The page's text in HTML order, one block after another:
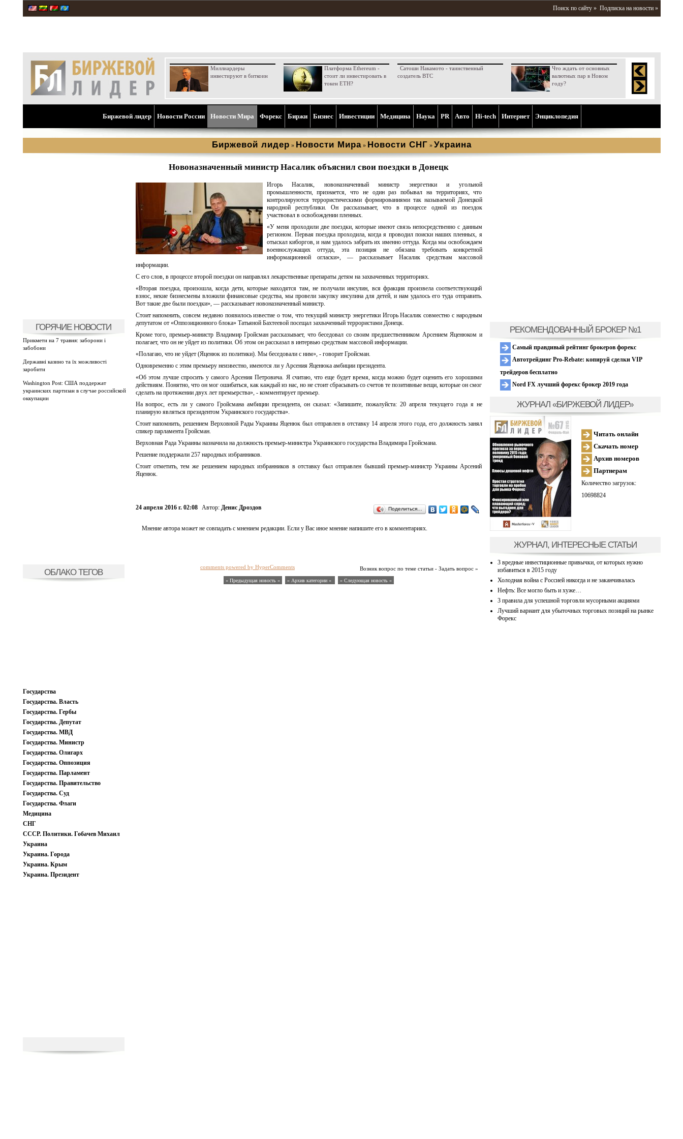
Поиск по сайту » Подписка на новости »
Миллиардеры
инвестируют в биткоин
Платформа Ethereum -
стоит ли инвестировать в
токен ETH?
Сатоши Накамото - таинственный
создатель BTC
Что ждать от основных
валютных пар в Новом
году?
Биржевой лидер Новости России Новости Мира Форекс Биржи Бизнес Инвестиции Медицина Наука PR Aвто Hi-tech Интернет Энциклопедия
Биржевой лидер » Новости Мира » Новости СНГ » Украина
ГОРЯЧИЕ НОВОСТИ
Прикмети на 7 травня: заборони і
забобони
Державні казино та їх можливості
заробити
Washington Post: США поддержат
украинских партизан в случае российской
оккупации
ОБЛАКО ТЕГОВ
Государства
Государства. Власть
Государства. Гербы
Государства. Депутат
Государства. МВД
Государства. Министр
Государства. Олигарх
Государства. Оппозиция
Государства. Парламент
Государства. Правительство
Государства. Суд
Государства. Флаги
Медицина
СНГ
СССР. Политики. Гобачев Михаил
Украина
Украина. Города
Украина. Крым
Украина. Президент
Новоназначенный министр Насалик объяснил свои поездки в Донецк
Игорь Насалик, новоназначенный министр энергетики и угольной
промышленности, признается, что не один раз побывал на территориях, что
контролируются террористическими формированиями так называемой Донецкой
народной республики. Он рассказывает, что в процессе одной из поездок
участвовал в освобождении пленных.
«У меня проходили две поездки, которые имеют связь непосредственно с данным
регионом. Первая поездка проходила, когда я проводил поиски наших пленных, я
отыскал киборгов, и нам удалось забрать их именно оттуда. Когда мы освобождаем
военнослужащих оттуда, эта позиция не обязана требовать конкретной
информационной огласки», — рассказывает Насалик средствам массовой
информации.
С его слов, в процессе второй поездки он направлял лекарственные препараты детям на захваченных территориях.
«Вторая поездка, произошла, когда дети, которые находятся там, не получали инсулин, вся фракция произвела соответствующий
взнос, некие бизнесмены вложили финансовые средства, мы провели закупку инсулина для детей, и нам удалось его туда отправить.
Вот такие две были поездки», — рассказывает новоназначенный министр.
Стоит напомнить, совсем недавно появилось известие о том, что текущий министр энергетики Игорь Насалик совместно с народным
депутатом от «Оппозиционного блока» Татьяной Бахтеевой посещал захваченный террористами Донецк.
Кроме того, премьер-министр Владимир Гройсман рассказывает, что беседовал со своим предшественником Арсением Яценюком и
полагает, что он не уйдет из политики. Об этом он рассказал в интервью средствам массовой информации.
«Полагаю, что не уйдет (Яценюк из политики). Мы беседовали с ним», - говорит Гройсман.
Одновременно с этим премьеру неизвестно, имеются ли у Арсения Яценюка амбиции президента.
«Об этом лучше спросить у самого Арсения Петровича. Я считаю, что еще будет время, когда можно будет оценить его хорошими
действиям. Понятно, что он мог ошибаться, как каждый из нас, но не стоит сбрасывать со счетов те позитивные вещи, которые он смог
сделать на протяжении двух лет премьерства», - комментирует премьер.
На вопрос, есть ли у самого Гройсмана амбиции президента, он сказал: «Запишите, пожалуйста: 20 апреля текущего года я не
планирую являться президентом Украинского государства».
Стоит напомнить, решением Верховной Рады Украины Яценюк был отправлен в отставку 14 апреля этого года, его должность занял
спикер парламента Гройсман.
Верховная Рада Украины назначила на должность премьер-министра Украинского государства Владимира Гройсмана.
Решение поддержали 257 народных избранников.
Стоит отметить, тем же решением народных избранников в отставку был отправлен бывший премьер-министр Украины Арсений
Яценюк.
24 апреля 2016 г. 02:08 Автор: Денис Дроздов Поделиться…
Мнение автора может не совпадать с мнением редакции. Если у Вас иное мнение напишите его в комментариях.
Возник вопрос по теме статьи - Задать вопрос »
comments powered by HyperComments
« Предыдущая новость « » Архив категории « » Следующая новость »
РЕКОМЕНДОВАННЫЙ БРОКЕР №1
Самый правдивый рейтинг брокеров форекс
Автотрейдинг Pro-Rebate: копируй сделки VIP
трейдеров бесплатно
Nord FX лучший форекс брокер 2019 года
ЖУРНАЛ «БИРЖЕВОЙ ЛИДЕР»
Читать онлайн
Скачать номер
Архив номеров
Партнерам
Количество загрузок:
10698824
ЖУРНАЛ, ИНТЕРЕСНЫЕ СТАТЬИ
3 вредные инвестиционные привычки, от которых нужно
избавиться в 2015 году
Холодная война с Россией никогда и не заканчивалась
Нефть: Все могло быть и хуже…
3 правила для успешной торговли мусорными акциями
Лучший вариант для убыточных торговых позиций на рынке
Форекс